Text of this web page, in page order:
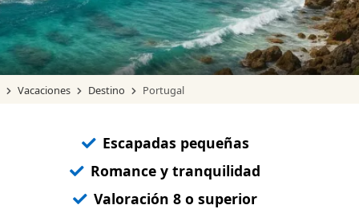
Vacaciones Destino Portugal
Escapadas pequeñas
Romance y tranquilidad
Valoración 8 o superior